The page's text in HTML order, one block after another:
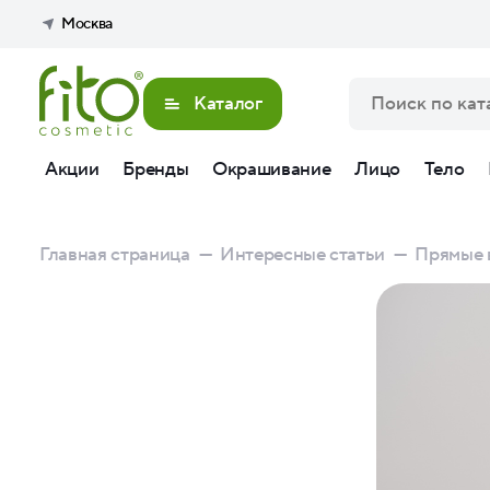
Москва
Каталог
Акции Бренды Окрашивание Лицо Тело
Главная страница — Интересные статьи — Прямые